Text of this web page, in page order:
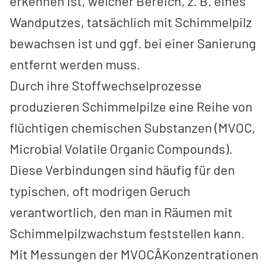
Wandputzes, tatsächlich mit Schimmelpilz
bewachsen ist und ggf. bei einer Sanierung
entfernt werden muss.
Durch ihre Stoffwechselprozesse
produzieren Schimmelpilze eine Reihe von
flüchtigen chemischen Substanzen (MVOC,
Microbial Volatile Organic Compounds).
Diese Verbindungen sind häufig für den
typischen, oft modrigen Geruch
verantwortlich, den man in Räumen mit
Schimmelpilzwachstum feststellen kann.
Mit Messungen der MVOCÂ­Konzentrationen